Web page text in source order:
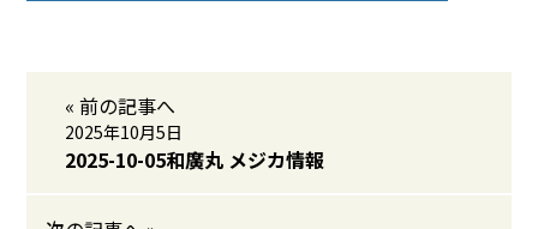
« 前の記事へ
2025年10月5日
2025-10-05和廣丸 メジカ情報